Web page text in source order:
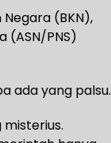
(BKN),
(ASN/PNS)
ada yang palsu.